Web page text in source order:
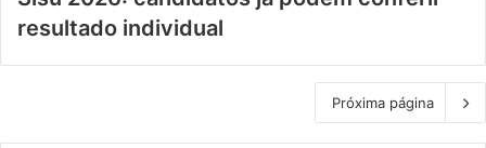
resultado individual
Próxima página